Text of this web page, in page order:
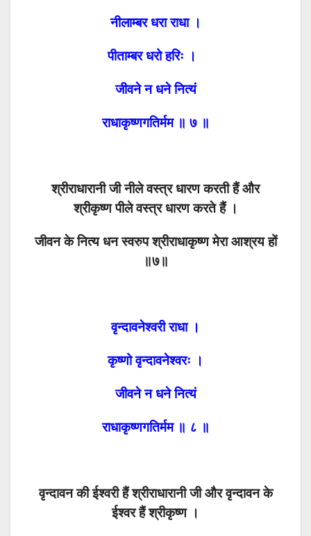
नीलाम्बर धरा राधा ।
पीताम्बर धरो हरिः ।
जीवने न धने नित्यं
राधाकृष्णगतिर्मम ॥ ७ ॥
श्रीराधारानी जी नीले वस्त्र धारण करती हैं और
श्रीकृष्ण पीले वस्त्र धारण करते हैं ।
जीवन के नित्य धन स्वरुप श्रीराधाकृष्ण मेरा आश्रय हों
॥७॥
वृन्दावनेश्वरी राधा ।
कृष्णो वृन्दावनेश्वरः ।
जीवने न धने नित्यं
राधाकृष्णगतिर्मम ॥ ८ ॥
वृन्दावन की ईश्वरी हैं श्रीराधारानी जी और वृन्दावन के
ईश्वर हैं श्रीकृष्ण ।